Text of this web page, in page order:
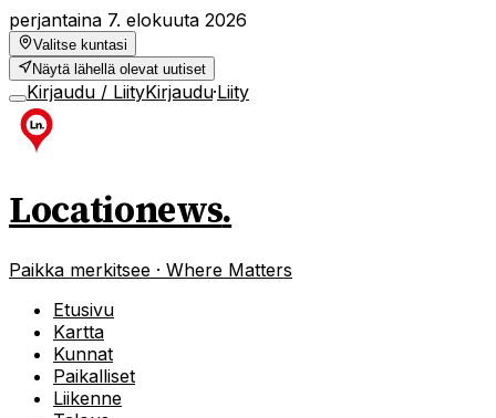
perjantaina 7. elokuuta 2026
Valitse kuntasi
Näytä lähellä olevat uutiset
Kirjaudu / LiityKirjaudu·Liity
Locationews.
Paikka merkitsee · Where Matters
Etusivu
Kartta
Kunnat
Paikalliset
Liikenne